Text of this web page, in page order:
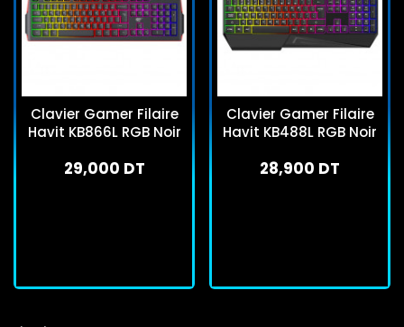
Clavier Gamer Filaire
Havit KB866L RGB Noir
29,000 DT
Clavier Gamer Filaire
Havit KB488L RGB Noir
28,900 DT